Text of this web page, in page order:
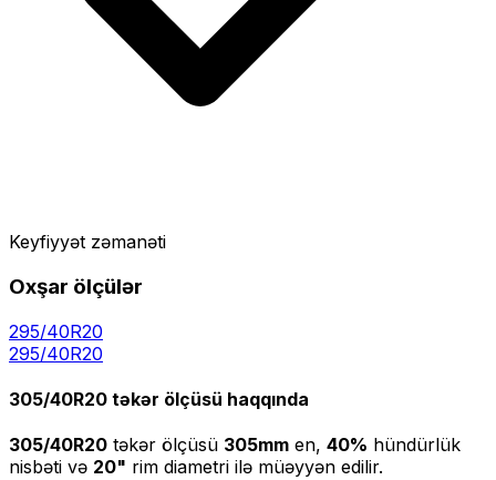
Keyfiyyət zəmanəti
Oxşar ölçülər
295/40R20
295/40R20
305/40R20 təkər ölçüsü haqqında
305/40R20 təkər ölçüsü 305mm en, 40% hündürlük
nisbəti və 20" rim diametri ilə müəyyən edilir.